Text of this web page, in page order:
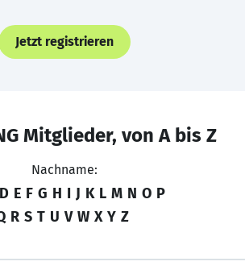
Jetzt registrieren
Mitglieder, von A bis Z
Nachname:
D E F G H I J K L M N O P
R S T U V W X Y Z